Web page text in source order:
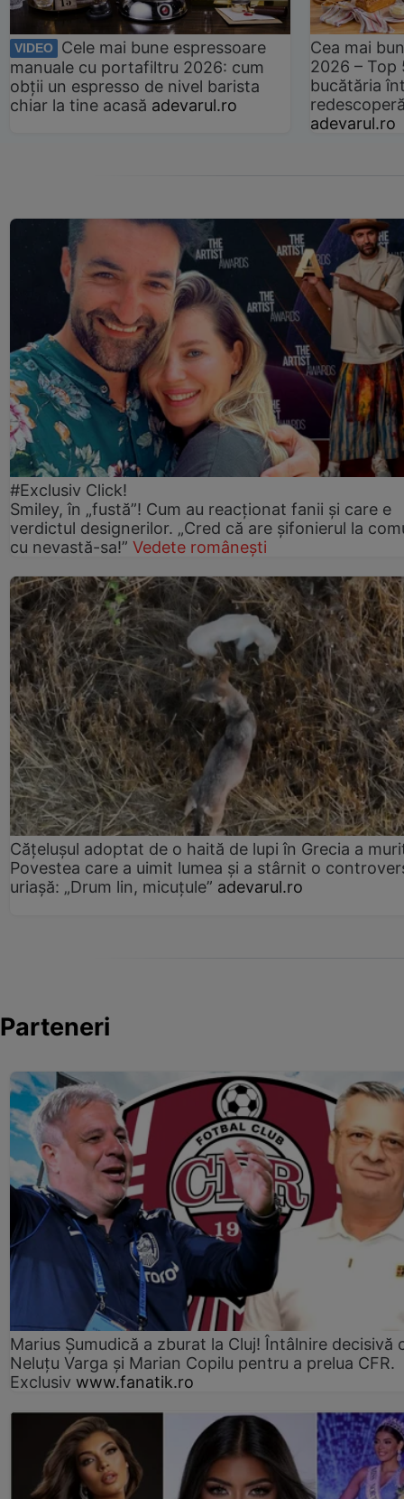
VIDEO
Cele mai bune espressoare
manuale cu portafiltru 2026: cum
obții un espresso de nivel barista
chiar la tine acasă adevarul.ro
Cea mai
2026 –
bucătăria
adevarul.ro
#Exclusiv Click!
Smiley, în „fustă”! Cum au reacționat fanii și care e
verdictul designerilor. „Cred că are șifonierul la
cu nevastă-sa!” Vedete românești
Cățelușul adoptat de o haită de lupi în Grecia a
Povestea care a uimit lumea și a stârnit o
uriașă: „Drum lin, micuțule” adevarul.ro
Parteneri
Marius Şumudică a zburat la Cluj! Întâlnire decisivă
Neluţu Varga şi Marian Copilu pentru a prelua CFR.
Exclusiv www.fanatik.ro